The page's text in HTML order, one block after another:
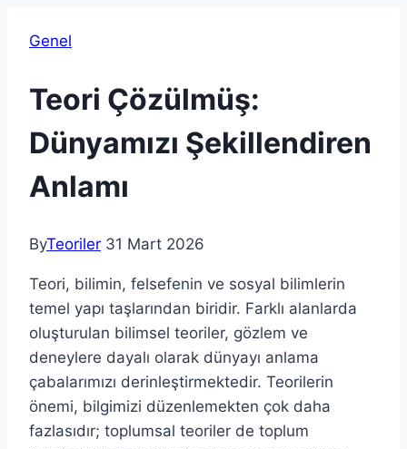
Genel
Teori Çözülmüş:
Dünyamızı Şekillendiren
Anlamı
ByTeoriler 31 Mart 2026
Teori, bilimin, felsefenin ve sosyal bilimlerin
temel yapı taşlarından biridir. Farklı alanlarda
oluşturulan bilimsel teoriler, gözlem ve
deneylere dayalı olarak dünyayı anlama
çabalarımızı derinleştirmektedir. Teorilerin
önemi, bilgimizi düzenlemekten çok daha
fazlasıdır; toplumsal teoriler de toplum